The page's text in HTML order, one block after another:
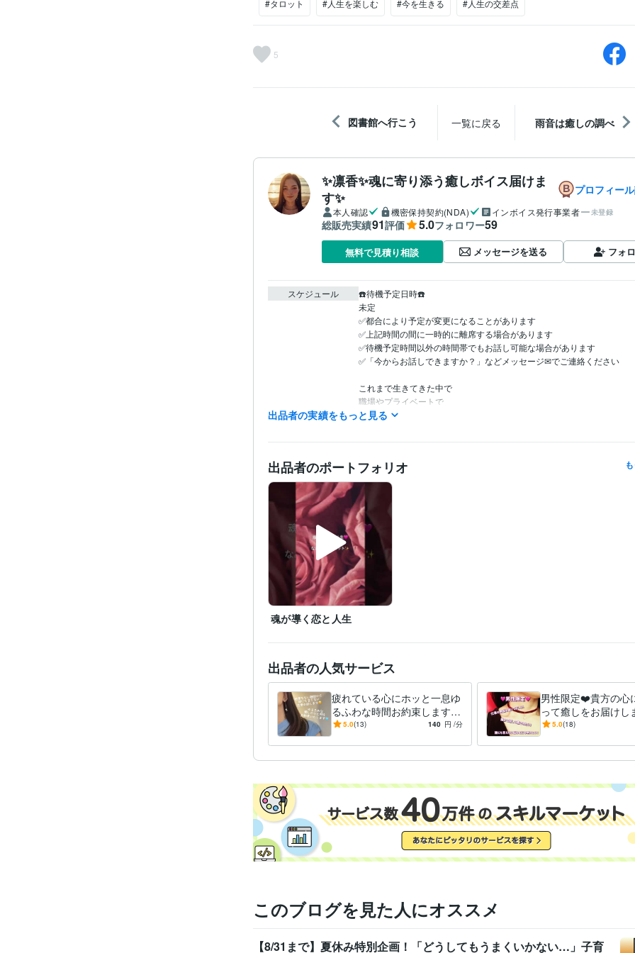
#タロット #人生を楽しむ #今を生きる #人生の交差点
5
図書館へ行こう 一覧に戻る 雨音は癒しの調べ
✨凛香✨魂に寄り添う癒しボイス届けま
す✨
プロフィー
本人確認 機密保持契約(NDA) インボイス発行事業者 未登録
総販売実績91評価 5.0フォロワー59
無料で見積り相談 メッセージを送る フォ
スケジュール
☎️待機予定日時☎️
未定
✅都合により予定が変更になることがあります
✅上記時間の間に一時的に離席する場合があります
✅待機予定時間以外の時間帯でもお話し可能な場合があります
✅「今からお話しできますか？」などメッセージ✉でご連絡ください
これまで生きてきた中で
職場やプライベートで
数えきれない方々の心の声に
「安心して話ができる」
「話していると気持ちが軽くなる」
「話すだけで元気が出た」
「気持ちが晴れた」
そんなお声をいただいてきたことは
私が生きている何よりの喜びであり
傾聴は私の天命であると確信しています✨
☘️ 恋愛・職場・家族の悩み
☘️ ペットロス
☘️ 恋愛の不安、職場のストレス、心の疲れ
☘️ 抑うつ・適応障害…
☘️ 初心者向け英会話
誰にも言えず抱えてきたそんな想い
ここでぽつりぽつりとお話ししませんか？
経験職種 事務・ビジネスサポート / 事務（一般事務）
ライフスタイル・その他 / カウンセラー・コーチ 経験年数 : 1年
ココナラ出品者ランク　ゴールド ココナラ出品者ランク　プラチナ
資格・検定 取得年 : 2024年
取得年 : 2024年
衛生管理者 取得年 : 2020年
得意分野 悩み相談・カウンセリング 傾聴
タロット占い
出品者の実績をもっと見る
出品者のポートフォリオ
魂が導く恋と人生
出品者の人気サービス
疲れている心にホッと一息ゆ
るふわな時間お約束します
癒しが足りないと感じている
5.0(13) 140 円 /分
男性限定❤️貴方の心
って癒しをお届けし
談からシリアスな悩
5.0(18)
このブログを見た人にオススメ
【8/31まで】夏休み特別企画！「どうしてもうまくいかない…」子育